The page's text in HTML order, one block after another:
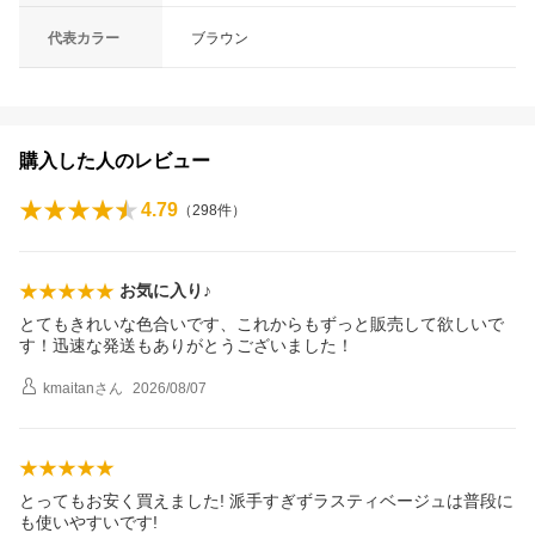
代表カラー ブラウン
購入した人のレビュー
4.79 （298件）
お気に入り♪
とてもきれいな色合いです、これからもずっと販売して欲しいで
す！迅速な発送もありがとうございました！
kmaitanさん 2026/08/07
とってもお安く買えました! 派手すぎずラスティベージュは普段に
も使いやすいです!